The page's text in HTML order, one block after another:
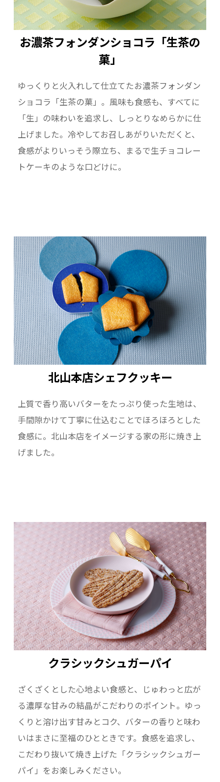
お濃茶フォンダンショコラ「生茶の
菓」
ゆっくりと火入れして仕立てたお濃茶フォンダン
ショコラ「生茶の菓」。風味も食感も、すべてに
「生」の味わいを追求し、しっとりなめらかに仕
上げました。冷やしてお召しあがりいただくと、
食感がよりいっそう際立ち、まるで生チョコレー
トケーキのような口どけに。
北山本店シェフクッキー
上質で香り高いバターをたっぷり使った生地は、
手間隙かけて丁寧に仕込むことでほろほろとした
食感に。北山本店をイメージする家の形に焼き上
げました。
クラシックシュガーパイ
ざくざくとした心地よい食感と、じゅわっと広が
る濃厚な甘みの結晶がこだわりのポイント。ゆっ
くりと溶け出す甘みとコク、バターの香りと味わ
いはまさに至福のひとときです。食感を追求し、
こだわり抜いて焼き上げた「クラシックシュガー
パイ」をお楽しみください。